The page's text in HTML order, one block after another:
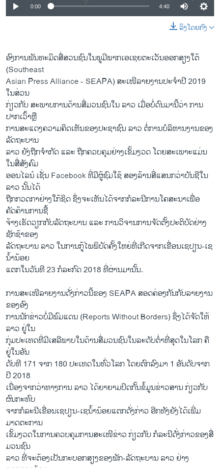
0:00 4:40
ລິງໂດຍກົງ
ອົງ​ການ​ພັນ​ທະ​ມິດ​ສື່​ສວນ​ຊົນ​ໃນ​ພູ​ມີ​ພາກ​ເອ​ເຊຍ​ຕະ​ເວັນ​ອອກ​ສຽງ​ໃຕ້
(Southeast
Asian Press Alliance - SEAPA) ສະເໜີລາຍງານປະຈຳປີ 2019
ໃນສ່ວນ
ກ່ຽວກັບ ສະພາບການດ້ານສື່ມວນຊົນໃນ ລາວ ເມື່ອບໍ່ດົນມານີ້ວ່າ ການ
ປາກເວົ້າຫຼື
ການສະແດງຄວາມຄິດເຫັນຂອງປະຊາຊົນ ລາວ ຕໍ່ການບໍລິຫານງານຂອງ
ລັດຖະບານ
ລາວ ຍັງຖືກຈຳກັດ ແລະ ຖືກຄວບຄຸມຢ່າງເຂັ້ມງວດ ໂດຍສະເພາະແມ່ນ
ໃນສື່ສັງຄົມ
ອອນໄລນ໌ ເຊັ່ນ Facebook ທີ່ມີຜູ້ຊົມໃຊ້ ສອງລ້ານສີ່ແສນກວ່າບັນຊີໃນ
ລາວ ນັ້ນໄດ້
ຖືກກວດກາຢ່າງໃກ້ຊິດ ຊຶ່ງຈະເຫັນໄດ້ຈາກກໍລະນີການໂຄສະນາເພື່ອ
ຄັດຄ້ານການຊື້
ຈ້າງເຮັດວຽກກັບລັດຖະບານ ແລະ ການວິຈານການຈັດຕັ້ງປະຕິບັດຢ່າງ
ຊັກຊ້າຂອງ
ລັດຖະບານ ລາວ ໃນການກູ້ໄພພິບັດຄັ້ງໃຫຍ່ທີ່ເກີດຈາກເຂື່ອນເຊປຽນ-ເຊ
ນ້ຳນ້ອຍ
ແຕກໃນວັນທີ 23 ກໍລະກົດ 2018 ທີ່ຜ່ານມານັ້ນ.
ການ​ສະ​ເໜີ​ລາຍ​ງານ​ດັ່ງ​ກ່າວນີ້​ຂອງ SEAPA ສອດ​ຄ່ອງ​ກັນ​ກັບ​ລາຍ​ງານ​
ຂອງ​ອ​ົງ​
ການນັກຂ່າວບໍ່ມີພົມແດນ (Reports Without Borders) ຊຶ່ງໄດ້ຈັດໃຫ້
ລາວ ຢູ່ໃນ
ກຸ່ມປະເທດທີ່ມີເສລີພາບໃນດ້ານສື່ມວນຊົນໃນລະດັບຕ່ຳທີ່ສຸດໃນໂລກ ຄື
ຢູ່ໃນອັນ
ດັບທີ 171 ຈາກ 180 ປະເທດໃນທົ່ວໂລກ ໂດຍຕົກລົງມາ 1 ອັນດັບຈາກ
ປີ 2018
ເນື່ອງຈາກວ່າທາງການ ລາວ ໄດ້ຍາຍາມປິດກັ້ນຂໍ້ມູນຂ່າວສານ ກ່ຽວກັບ
ຜົນກະທົບ
ຈາກກໍລະນີເຂື່ອນເຊປຽນ-ເຊນ້ຳນ້ອຍແຕກດັ່ງກ່າວ ອີກທັງຍັງໄດ້ເພີ່ມ
ມາດຕະການ
ເຂັ້ມງວດໃນການຄວບຄຸມການສະເໜີຂ່າວ ກ່ຽວກັບ ກໍລະນີດັ່ງກ່າວຂອງສື່
ມວນຊົນ
ລາວ ທີ່ຈະຕ້ອງເປັນກະບອກສຽງຂອງພັກ-ລັດຖະບານ ລາວ ຢ່າງ